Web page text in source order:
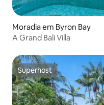
Moradia em Byron Bay
A Grand Bali Villa
Superhost
Superhost